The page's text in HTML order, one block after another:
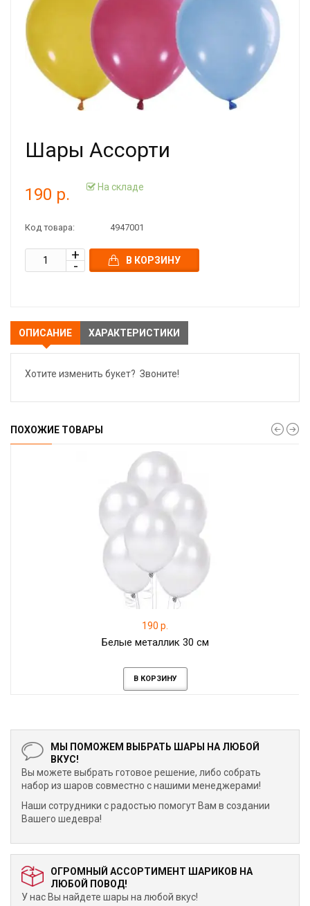
Шары Ассорти
190 р. На складе
Код товара: 4947001
В КОРЗИНУ
ОПИСАНИЕ ХАРАКТЕРИСТИКИ
Хотите изменить букет? Звоните!
ПОХОЖИЕ ТОВАРЫ
190 р.
Белые металлик 30 см
В КОРЗИНУ
МЫ ПОМОЖЕМ ВЫБРАТЬ ШАРЫ НА ЛЮБОЙ
ВКУС!
Вы можете выбрать готовое решение, либо собрать
набор из шаров совместно с нашими менеджерами!
Наши сотрудники с радостью помогут Вам в создании
Вашего шедевра!
ОГРОМНЫЙ АССОРТИМЕНТ ШАРИКОВ НА
ЛЮБОЙ ПОВОД!
У нас Вы найдете шары на любой вкус!